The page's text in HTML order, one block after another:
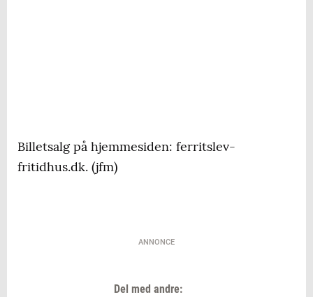
Billetsalg på hjemmesiden: ferritslev-
fritidhus.dk. (jfm)
ANNONCE
Del med andre: